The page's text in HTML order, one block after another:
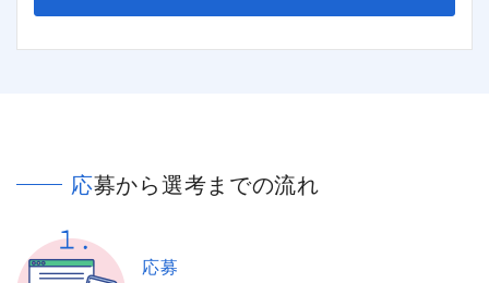
応募から選考までの流れ
応募